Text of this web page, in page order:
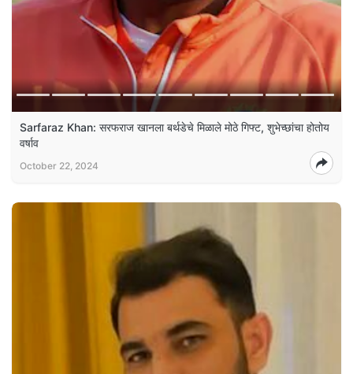
Sarfaraz Khan: सरफराज खानला बर्थडेचे मिळाले मोठे गिफ्ट, शुभेच्छांचा होतोय
वर्षाव
October 22, 2024